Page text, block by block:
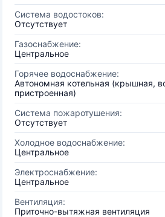
Система водостоков:
Отсутствует
Газоснабжение:
Центральное
Горячее водоснабжение:
Автономная котельная (крышная,
пристроенная)
Система пожаротушения:
Отсутствует
Холодное водоснабжение:
Центральное
Электроснабжение:
Центральное
Вентиляция:
Приточно-вытяжная вентиляция